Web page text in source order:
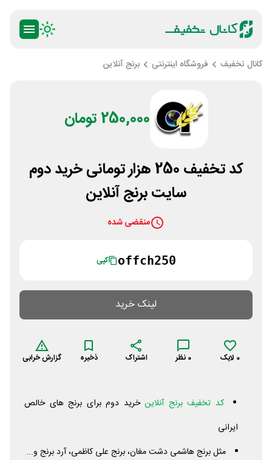
کانال تخفیف فروشگاه اینترنتی برنج آنلاین
250,000 تومان
کد تخفیف 250 هزار تومانی خرید دوم
سایت برنج آنلاین
منقضی شده
offch250 کپی
لینک خرید
0 لایک 0 نظر اشتراک ذخیره گزارش خرابی
کد تخفیف برنج آنلاین خرید دوم برای برنج های خالص
ایرانی
مثل برنج هاشمی دشت مغان، برنج علی کاظمی، آرد برنج و...